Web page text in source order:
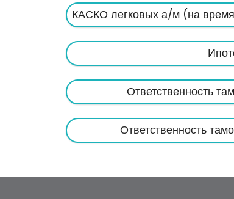
КАСКО легковых а/м (на
Ответственность
Ответственность